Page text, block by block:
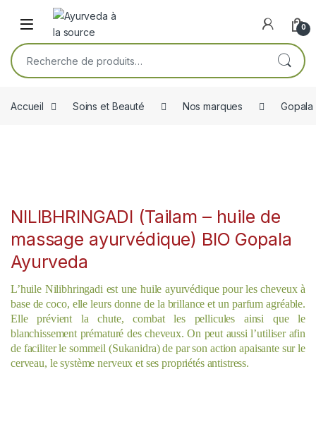
Skip to navigation
Skip to content
Open 0
Recherche pour :
Accueil Soins et Beauté Nos marques
NILIBHRINGADI (Tailam – huile de
massage ayurvédique) BIO Gopala
Ayurveda
L’huile Nilibhringadi est une huile ayurvédique pour les cheveux à
base de coco, elle leurs donne de la brillance et un parfum agréable.
Elle prévient la chute, combat les pellicules ainsi que le
blanchissement prématuré des cheveux. On peut aussi l’utiliser afin
de faciliter le sommeil (Sukanidra) de par son action apaisante sur le
cerveau, le système nerveux et ses propriétés antistress.